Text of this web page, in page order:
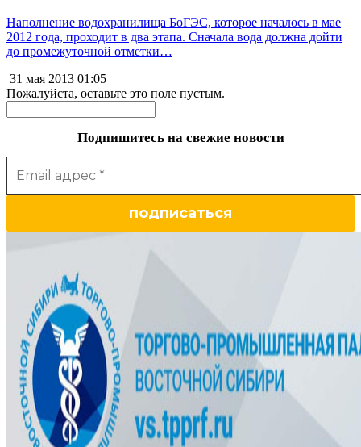
Наполнение водохранилища БоГЭС, которое началось в мае
2012 года, проходит в два этапа. Сначала вода должна дойти
до промежуточной отметки…
31 мая 2013 01:05
Пожалуйста, оставьте это поле пустым.
Подпишитесь на свежие новости